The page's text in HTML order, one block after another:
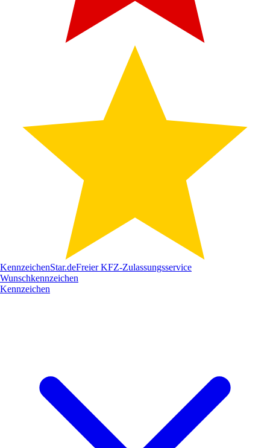
KennzeichenStar.deFreier KFZ-Zulassungsservice
Wunschkennzeichen
Kennzeichen